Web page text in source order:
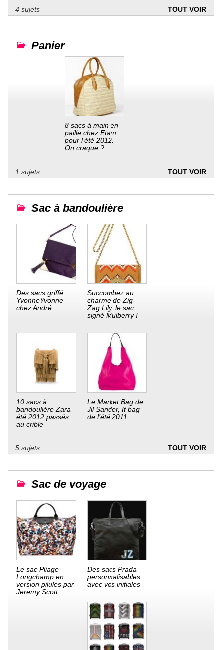
4 sujets TOUT VOIR
Panier
8 sacs à main en
paille chez Etam
pour l’été 2012.
On craque ?
1 sujets TOUT VOIR
Sac à bandoulière
Des sacs griffé
YvonneYvonne
chez André
Succombez au
charme de Zig-
Zag Lily, le sac
signé Mulberry !
10 sacs à
bandoulière Zara
été 2012 passés
au crible
Le Market Bag de
Jil Sander, It bag
de l’été 2011
5 sujets TOUT VOIR
Sac de voyage
Le sac Pliage
Longchamp en
version pilules par
Jeremy Scott
Des sacs Prada
personnalisables
avec vos initiales